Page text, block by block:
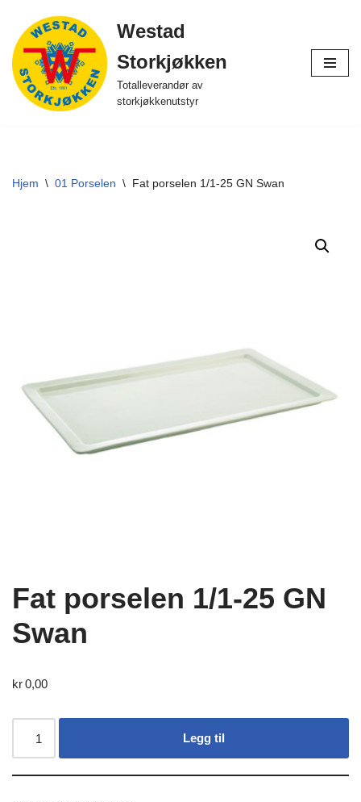
Hopp
til
innholdet
Westad
Storkjøkken
Totalleverandør av
storkjøkkenutstyr
Hjem \ 01 Porselen \ Fat porselen 1/1-25 GN Swan
Fat porselen 1/1-25 GN
Swan
kr0,00
Legg til